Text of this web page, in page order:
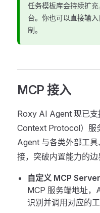
任务模板库会持续扩
台。你也可以直接输
制。
MCP 接入
Roxy AI Agent 现已
Context Protocol）服
Agent 与各类外部工
接，突破内置能力的边
自定义 MCP Server
MCP 服务端地址
识别并调用对应的工